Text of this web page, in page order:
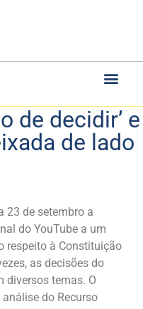
de decidir’ e
de lado
23 de setembro a
do YouTube a um
respeito à Constituição
as decisões do
diversos temas. O
do Recurso